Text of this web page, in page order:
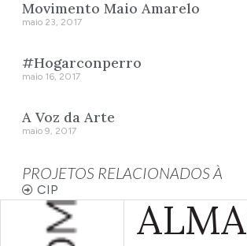
Movimento Maio Amarelo
maio 23, 2017
#Hogarconperro
maio 16, 2017
A Voz da Arte
maio 9, 2017
PROJETOS RELACIONADOS À
CIP
ALMA